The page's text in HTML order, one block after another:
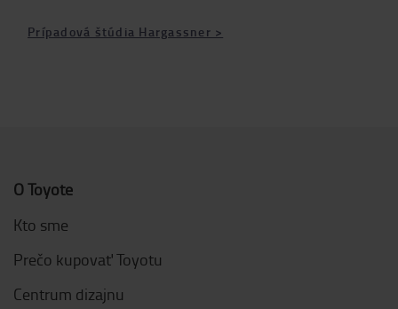
Prípadová štúdia Hargassner >
O Toyote
Kto sme
Prečo kupovať Toyotu
Centrum dizajnu